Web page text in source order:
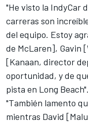
"He visto la IndyCar
carreras son
del equipo. Estoy
de McLaren], Gavin
[Kanaan, director
oportunidad, y de
pista en Long Beach".
"También lamento
mientras David